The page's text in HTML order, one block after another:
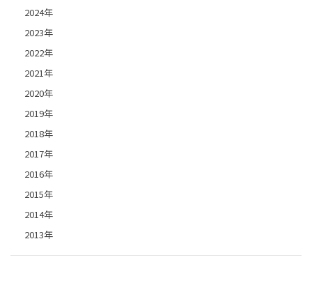
2024年
2023年
2022年
2021年
2020年
2019年
2018年
2017年
2016年
2015年
2014年
2013年